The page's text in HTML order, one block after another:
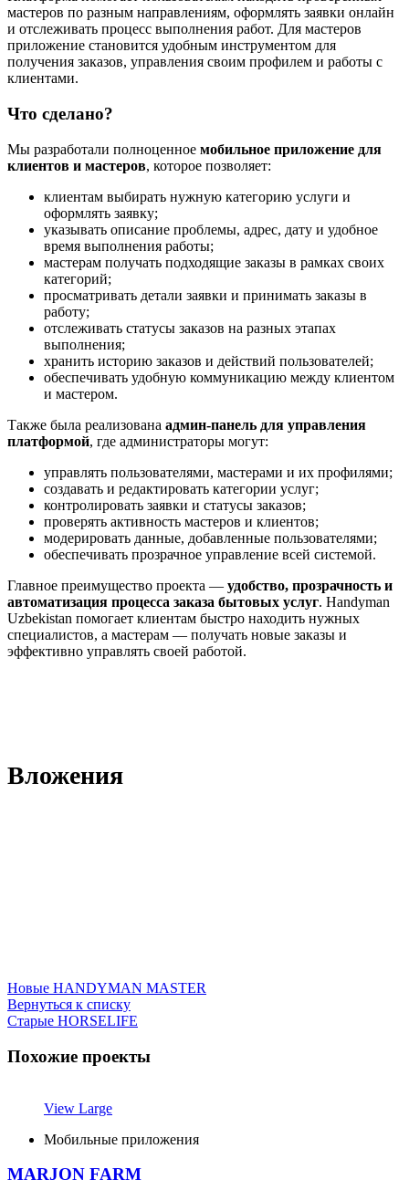
мастеров по разным направлениям, оформлять заявки онлайн
и отслеживать процесс выполнения работ. Для мастеров
приложение становится удобным инструментом для
получения заказов, управления своим профилем и работы с
клиентами.
Что сделано?
Мы разработали полноценное мобильное приложение для
клиентов и мастеров, которое позволяет:
клиентам выбирать нужную категорию услуги и
оформлять заявку;
указывать описание проблемы, адрес, дату и удобное
время выполнения работы;
мастерам получать подходящие заказы в рамках своих
категорий;
просматривать детали заявки и принимать заказы в
работу;
отслеживать статусы заказов на разных этапах
выполнения;
хранить историю заказов и действий пользователей;
обеспечивать удобную коммуникацию между клиентом
и мастером.
Также была реализована админ-панель для управления
платформой, где администраторы могут:
управлять пользователями, мастерами и их профилями;
создавать и редактировать категории услуг;
контролировать заявки и статусы заказов;
проверять активность мастеров и клиентов;
модерировать данные, добавленные пользователями;
обеспечивать прозрачное управление всей системой.
Главное преимущество проекта — удобство, прозрачность и
автоматизация процесса заказа бытовых услуг. Handyman
Uzbekistan помогает клиентам быстро находить нужных
специалистов, а мастерам — получать новые заказы и
эффективно управлять своей работой.
Вложения
Новые HANDYMAN MASTER
Вернуться к списку
Старые HORSELIFE
Похожие проекты
View Large
Мобильные приложения
MARJON FARM